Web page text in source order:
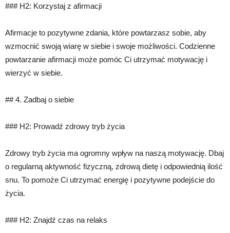
### H2: Korzystaj z afirmacji
Afirmacje to pozytywne zdania, które powtarzasz sobie, aby
wzmocnić swoją wiarę w siebie i swoje możliwości. Codzienne
powtarzanie afirmacji może pomóc Ci utrzymać motywację i
wierzyć w siebie.
## 4. Zadbaj o siebie
### H2: Prowadź zdrowy tryb życia
Zdrowy tryb życia ma ogromny wpływ na naszą motywację. Dbaj
o regularną aktywność fizyczną, zdrową dietę i odpowiednią ilość
snu. To pomoże Ci utrzymać energię i pozytywne podejście do
życia.
### H2: Znajdź czas na relaks